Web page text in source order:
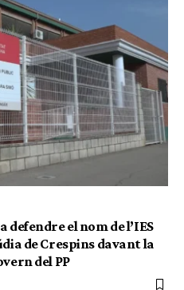
el nom de l’IES
de Crespins davant la
del PP